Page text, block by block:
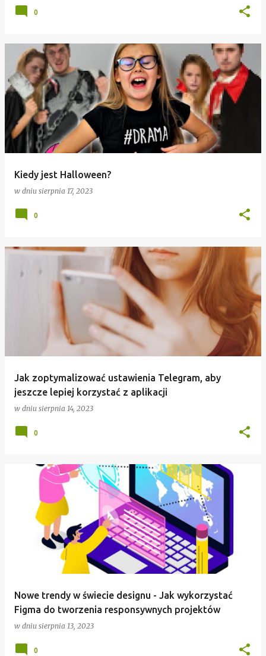
0
Kiedy jest Halloween?
w dniu sierpnia 17, 2023
0
Jak zoptymalizować ustawienia Telegram, aby
jeszcze lepiej korzystać z aplikacji
w dniu sierpnia 14, 2023
0
Nowe trendy w świecie designu - Jak wykorzystać
Figma do tworzenia responsywnych projektów
w dniu sierpnia 13, 2023
0